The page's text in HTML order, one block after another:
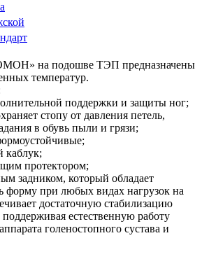
на подошве ТЭП предназначены
температур.
поддержки и защиты ног;
стопу от давления петель,
в обувь пыли и грязи;
каблук;
протектором;
задником, который обладает
форму при любых видах нагрузок на
достаточную стабилизацию
поддерживая естественную работу
голеностопного сустава и